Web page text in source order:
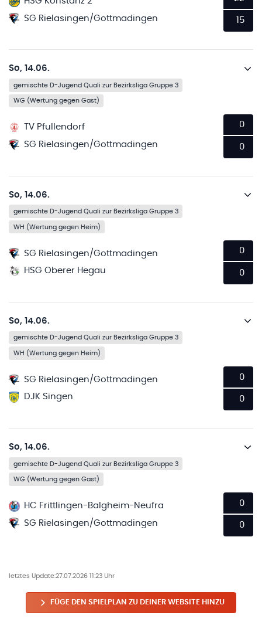
SG Rielasingen/Gottmadingen
15
So, 14.06.
gemischte D-Jugend Quali zur Bezirksliga Gruppe 3
WG (Wertung gegen Gast)
TV Pfullendorf
SG Rielasingen/Gottmadingen
0
0
So, 14.06.
gemischte D-Jugend Quali zur Bezirksliga Gruppe 3
WH (Wertung gegen Heim)
SG Rielasingen/Gottmadingen
HSG Oberer Hegau
0
0
So, 14.06.
gemischte D-Jugend Quali zur Bezirksliga Gruppe 3
WH (Wertung gegen Heim)
SG Rielasingen/Gottmadingen
DJK Singen
0
0
So, 14.06.
gemischte D-Jugend Quali zur Bezirksliga Gruppe 3
WG (Wertung gegen Gast)
HC Frittlingen-Balgheim-Neufra
SG Rielasingen/Gottmadingen
0
0
letztes Update:27.07.2026 11:23 Uhr
FÜGE DEN SPIELPLAN ZU DEINER WEBSITE HINZU